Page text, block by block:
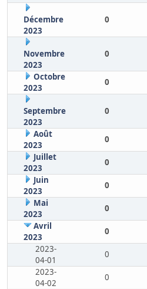
Décembre
2023
0
Novembre
2023
0
Octobre
2023
0
Septembre
2023
0
Août
2023
0
Juillet
2023
0
Juin
2023
0
Mai
2023
0
Avril
2023
0
2023-
04-01
0
2023-
04-02
0